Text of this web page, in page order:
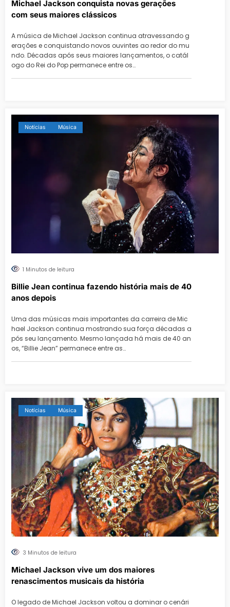
Michael Jackson conquista novas gerações
com seus maiores clássicos
A música de Michael Jackson continua atravessando g
erações e conquistando novos ouvintes ao redor do mu
ndo. Décadas após seus maiores lançamentos, o catál
ogo do Rei do Pop permanece entre os…
Notícias Música
1 Minutos de leitura
Billie Jean continua fazendo história mais de 40
anos depois
Uma das músicas mais importantes da carreira de Mic
hael Jackson continua mostrando sua força décadas a
pós seu lançamento. Mesmo lançada há mais de 40 an
os, “Billie Jean” permanece entre as…
Notícias Música
3 Minutos de leitura
Michael Jackson vive um dos maiores
renascimentos musicais da história
O legado de Michael Jackson voltou a dominar o cenári